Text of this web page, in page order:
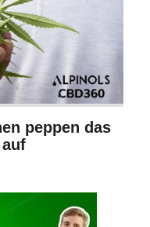
peppen das